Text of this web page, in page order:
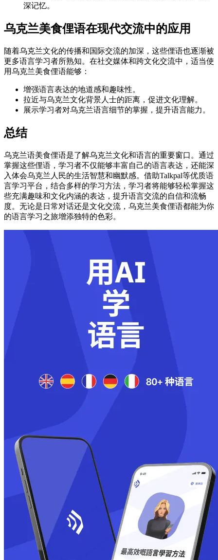
深记忆。
乌克兰美食俚语在现代交流中的应用
随着乌克兰文化的传播和国际交流的加深，这些俚语也逐渐被
更多语言学习者所熟知。在社交媒体和跨文化交流中，适当使
用乌克兰美食俚语能够：
增强语言表达的地道感和趣味性。
拉近与乌克兰文化背景人士的距离，促进文化理解。
展示学习者对乌克兰语言细节的掌握，提升语言能力。
总结
乌克兰语美食俚语是了解乌克兰文化和语言的重要窗口。通过
掌握这些俚语，学习者不仅能够丰富自己的语言表达，还能深
入体会乌克兰人民的生活智慧和幽默感。借助Talkpal等优质语
言学习平台，结合多样的学习方法，学习者将能够轻松掌握这
些充满趣味和文化内涵的表达，提升语言交流的自信和流畅
度。无论是日常对话还是文化交流，乌克兰美食俚语都能为你
的语言学习之旅增添独特的色彩。